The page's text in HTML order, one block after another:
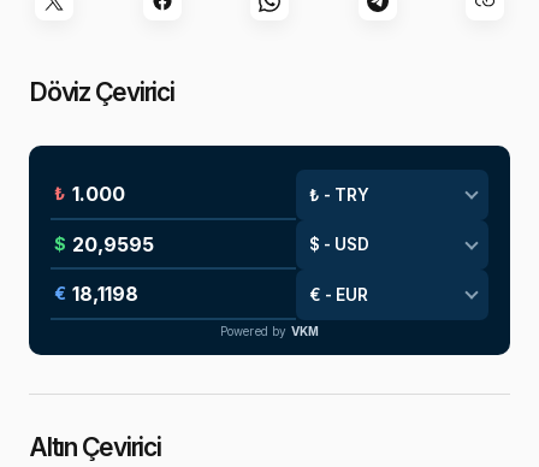
Döviz Çevirici
₺
$
€
Powered by VKM
Altın Çevirici